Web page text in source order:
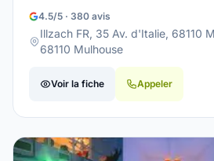
4.5/5 · 380 avis
Illzach FR, 35 Av. d'Italie, 68110
68110 Mulhouse
Voir la fiche Appeler